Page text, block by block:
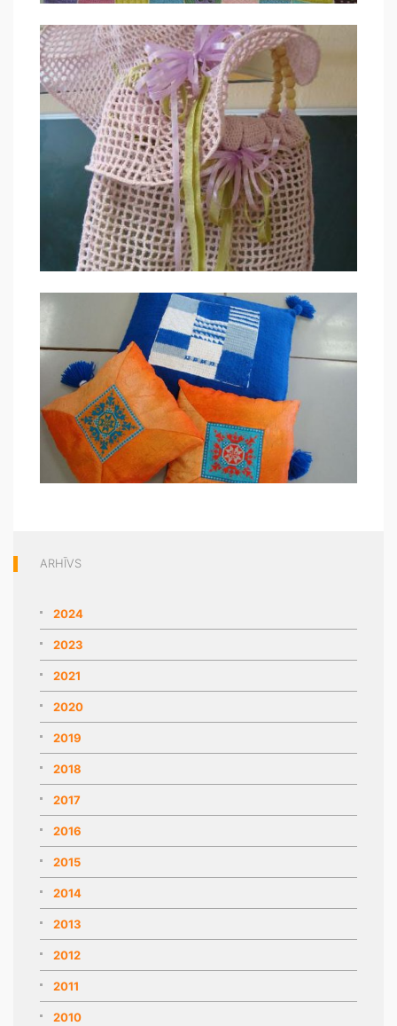
ARHĪVS
2024
2023
2021
2020
2019
2018
2017
2016
2015
2014
2013
2012
2011
2010